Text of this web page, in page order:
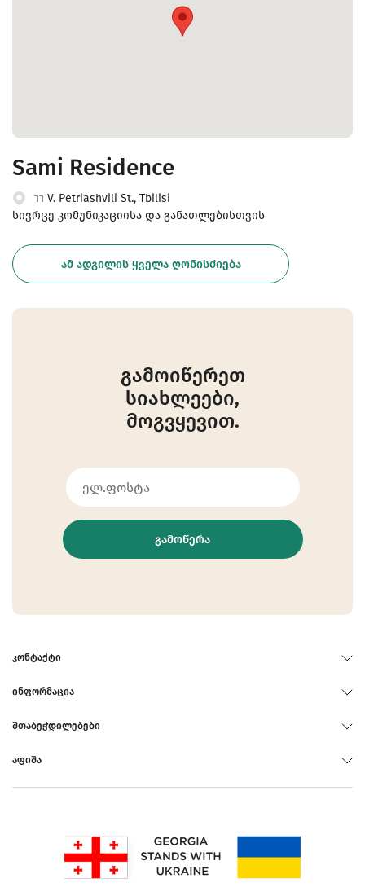
Sami Residence
11 V. Petriashvili St., Tbilisi
სივრცე კომუნიკაციისა და განათლებისთვის
ᲐᲛ ᲐᲓᲒᲘᲚᲘᲡ ᲧᲕᲔᲚᲐ ᲦᲝᲜᲘᲡᲫᲘᲔᲑᲐ
გამოიწერეთ
სიახლეები,
მოგვყევით.
ᲒᲐᲛᲝᲬᲔᲠᲐ
ᲙᲝᲜᲢᲐᲥᲢᲘ
ᲘᲜᲤᲝᲠᲛᲐᲪᲘᲐ
ᲨᲗᲐᲑᲔᲭᲓᲘᲚᲔᲑᲔᲑᲘ
ᲐᲤᲘᲨᲐ